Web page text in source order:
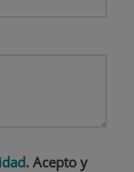
. Acepto y